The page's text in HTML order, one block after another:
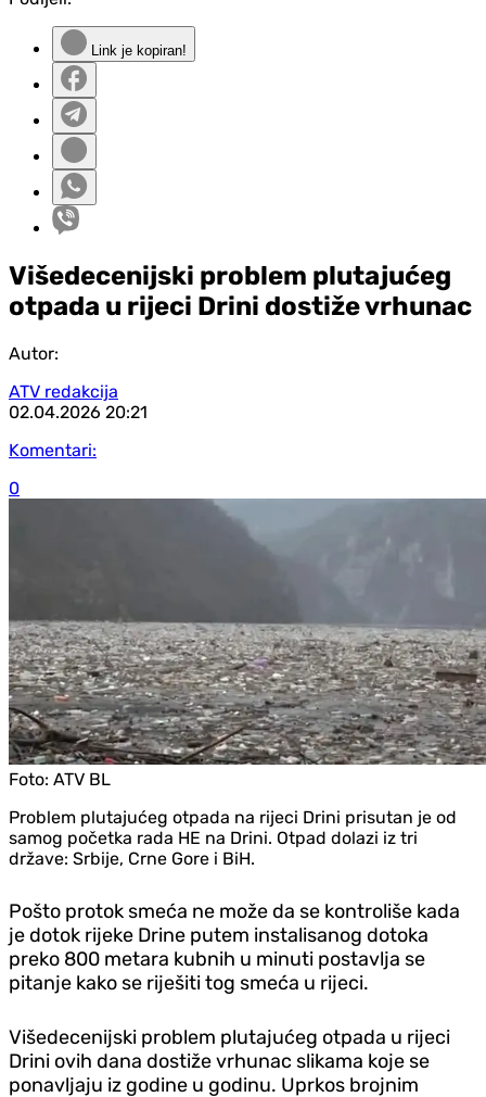
Link je kopiran!
Višedecenijski problem plutajućeg
otpada u rijeci Drini dostiže vrhunac
Autor:
ATV redakcija
02.04.2026 20:21
Komentari:
0
Foto: ATV BL
Problem plutajućeg otpada na rijeci Drini prisutan je od
samog početka rada HE na Drini. Otpad dolazi iz tri
države: Srbije, Crne Gore i BiH.
Pošto protok smeća ne može da se kontroliše kada
je dotok rijeke Drine putem instalisanog dotoka
preko 800 metara kubnih u minuti postavlja se
pitanje kako se riješiti tog smeća u rijeci.
Višedecenijski problem plutajućeg otpada u rijeci
Drini ovih dana dostiže vrhunac slikama koje se
ponavljaju iz godine u godinu. Uprkos brojnim